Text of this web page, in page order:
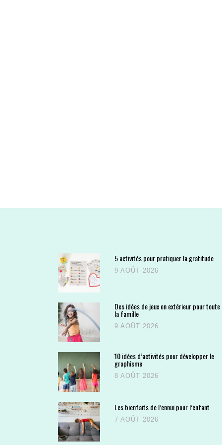
5 activités pour pratiquer la gratitude
9 AOÛT 2026
Des idées de jeux en extérieur pour toute
la famille
9 AOÛT 2026
10 idées d’activités pour développer le
graphisme
8 AOÛT 2026
Les bienfaits de l’ennui pour l’enfant
7 AOÛT 2026